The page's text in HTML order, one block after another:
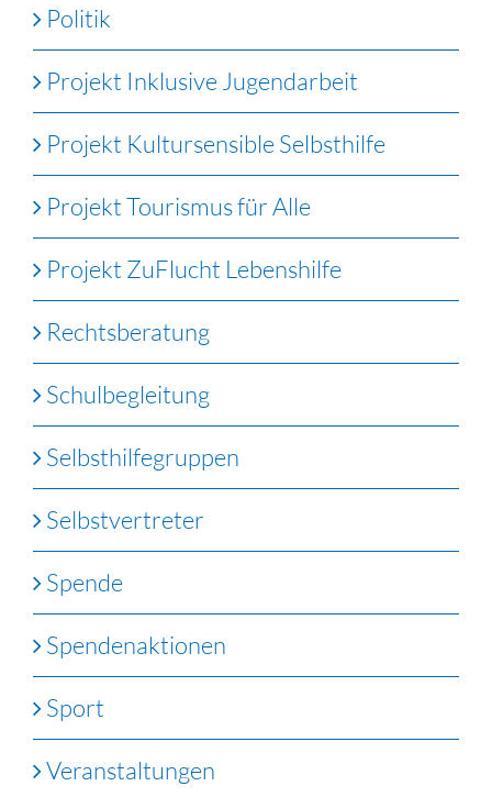
Politik
Projekt Inklusive Jugendarbeit
Projekt Kultursensible Selbsthilfe
Projekt Tourismus für Alle
Projekt ZuFlucht Lebenshilfe
Rechtsberatung
Schulbegleitung
Selbsthilfegruppen
Selbstvertreter
Spende
Spendenaktionen
Sport
Veranstaltungen